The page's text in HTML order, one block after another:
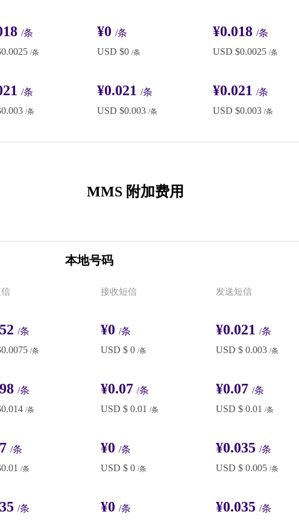
/条
/条
¥0 /条
USD $0 /条
¥0.018 /条
USD $0.0025 /条
/条
/条
¥0.021 /条
USD $0.003 /条
¥0.021 /条
USD $0.003 /条
MMS 附加费用
本地号码
接收短信 发送短信
/条
/条
¥0 /条
USD $ 0 /条
¥0.021 /条
USD $ 0.003 /条
/条
/条
¥0.07 /条
USD $ 0.01 /条
¥0.07 /条
USD $ 0.01 /条
/条
/条
¥0 /条
USD $ 0 /条
¥0.035 /条
USD $ 0.005 /条
/条
¥0 /条
¥0.035 /条